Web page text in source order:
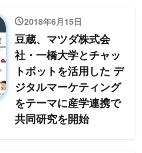
2018年6月15日
豆蔵、マツダ株式会
社・一橋大学とチャッ
トボットを活用した デ
ジタルマーケティング
をテーマに産学連携で
共同研究を開始